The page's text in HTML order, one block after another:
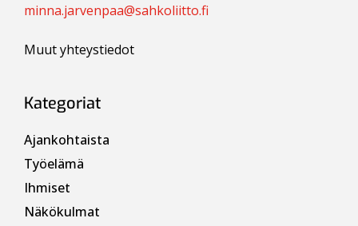
minna.jarvenpaa@sahkoliitto.fi
Muut yhteystiedot
Kategoriat
Ajankohtaista
Työelämä
Ihmiset
Näkökulmat